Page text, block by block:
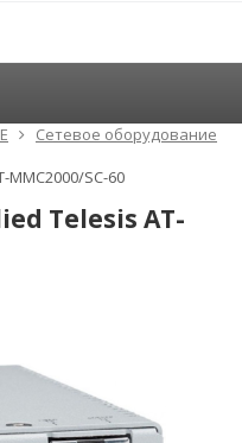
Cетевое оборудование
SC-60
Telesis AT-